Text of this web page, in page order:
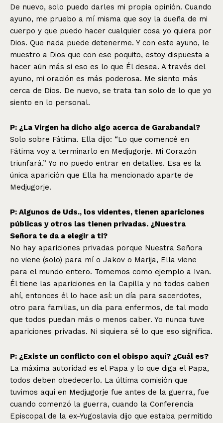
De nuevo, solo puedo darles mi propia opinión. Cuando
ayuno, me pruebo a mí misma que soy la dueña de mi
cuerpo y que puedo hacer cualquier cosa yo quiera por
Dios. Que nada puede detenerme. Y con este ayuno, le
muestro a Dios que con ese poquito, estoy dispuesta a
hacer aún más si eso es lo que Él desea. A través del
ayuno, mi oración es más poderosa. Me siento más
cerca de Dios. De nuevo, se trata tan solo de lo que yo
siento en lo personal.
P: ¿La Virgen ha dicho algo acerca de Garabandal?
Solo sobre Fátima. Ella dijo: “Lo que comencé en
Fátima voy a terminarlo en Medjugorje. Mi Corazón
triunfará.” Yo no puedo entrar en detalles. Esa es la
única aparición que Ella ha mencionado aparte de
Medjugorje.
P: Algunos de Uds., los videntes, tienen apariciones
públicas y otros las tienen privadas. ¿Nuestra
Señora te da a elegir a ti?
No hay apariciones privadas porque Nuestra Señora
no viene (solo) para mí o Jakov o Marija, Ella viene
para el mundo entero. Tomemos como ejemplo a Ivan.
Él tiene las apariciones en la Capilla y no todos caben
ahí, entonces él lo hace así: un día para sacerdotes,
otro para familias, un día para enfermos, de tal modo
que todos puedan más o menos caber. Yo nunca tuve
apariciones privadas. Ni siquiera sé lo que eso significa.
P: ¿Existe un conflicto con el obispo aquí? ¿Cuál es?
La máxima autoridad es el Papa y lo que diga el Papa,
todos deben obedecerlo. La última comisión que
tuvimos aquí en Medjugorje fue antes de la guerra, fue
cuando comenzó la guerra, cuando la Conferencia
Episcopal de la ex-Yugoslavia dijo que estaba permitido